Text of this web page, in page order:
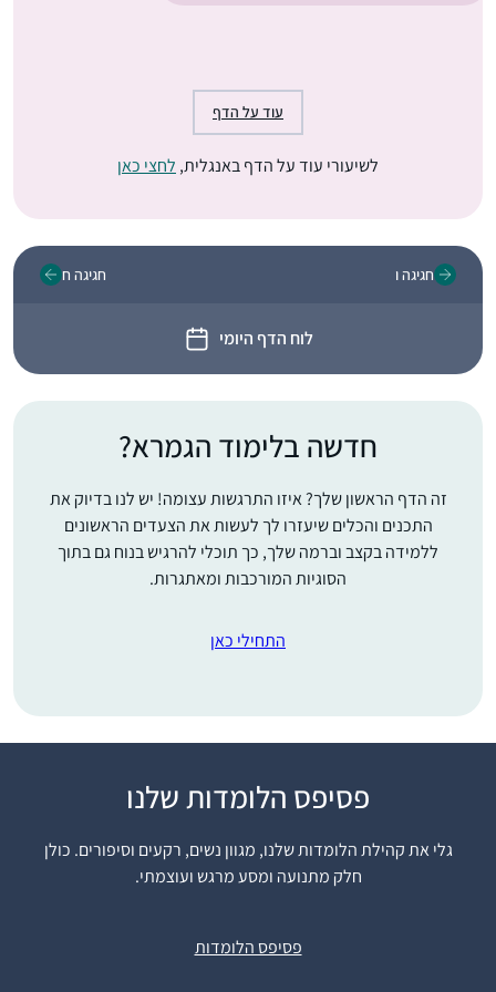
עוד על הדף
לשיעורי עוד על הדף באנגלית, לחצי כאן
חגיגה ו
לוח הדף היומי
חגיגה ח
חדשה בלימוד הגמרא?
זה הדף הראשון שלך? איזו התרגשות עצומה! יש לנו בדיוק את
התכנים והכלים שיעזרו לך לעשות את הצעדים הראשונים
ללמידה בקצב וברמה שלך, כך תוכלי להרגיש בנוח גם בתוך
הסוגיות המורכבות ומאתגרות.
התחילי כאן
פסיפס הלומדות שלנו
גלי את קהילת הלומדות שלנו, מגוון נשים, רקעים וסיפורים. כולן
חלק מתנועה ומסע מרגש ועוצמתי.
פסיפס הלומדות
בסבב הקודם. זכיתי
לסיים אותו במעמד
המרגש של הדרן. בסבב
הראשון ליווה אותי הספק,
בקצב ולהתמיד. בסבב
אילנית ווייל